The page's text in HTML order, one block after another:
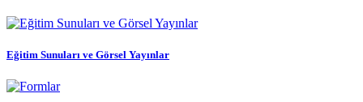
Eğitim Sunuları ve Görsel Yayınlar